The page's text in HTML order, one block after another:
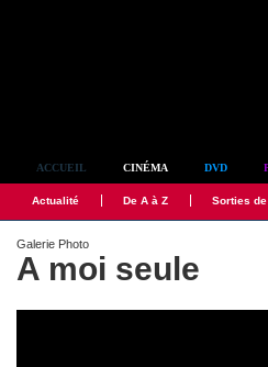
ACCUEIL CINÉMA DVD
Actualité De A à Z Sorties
Galerie Photo
A moi seule